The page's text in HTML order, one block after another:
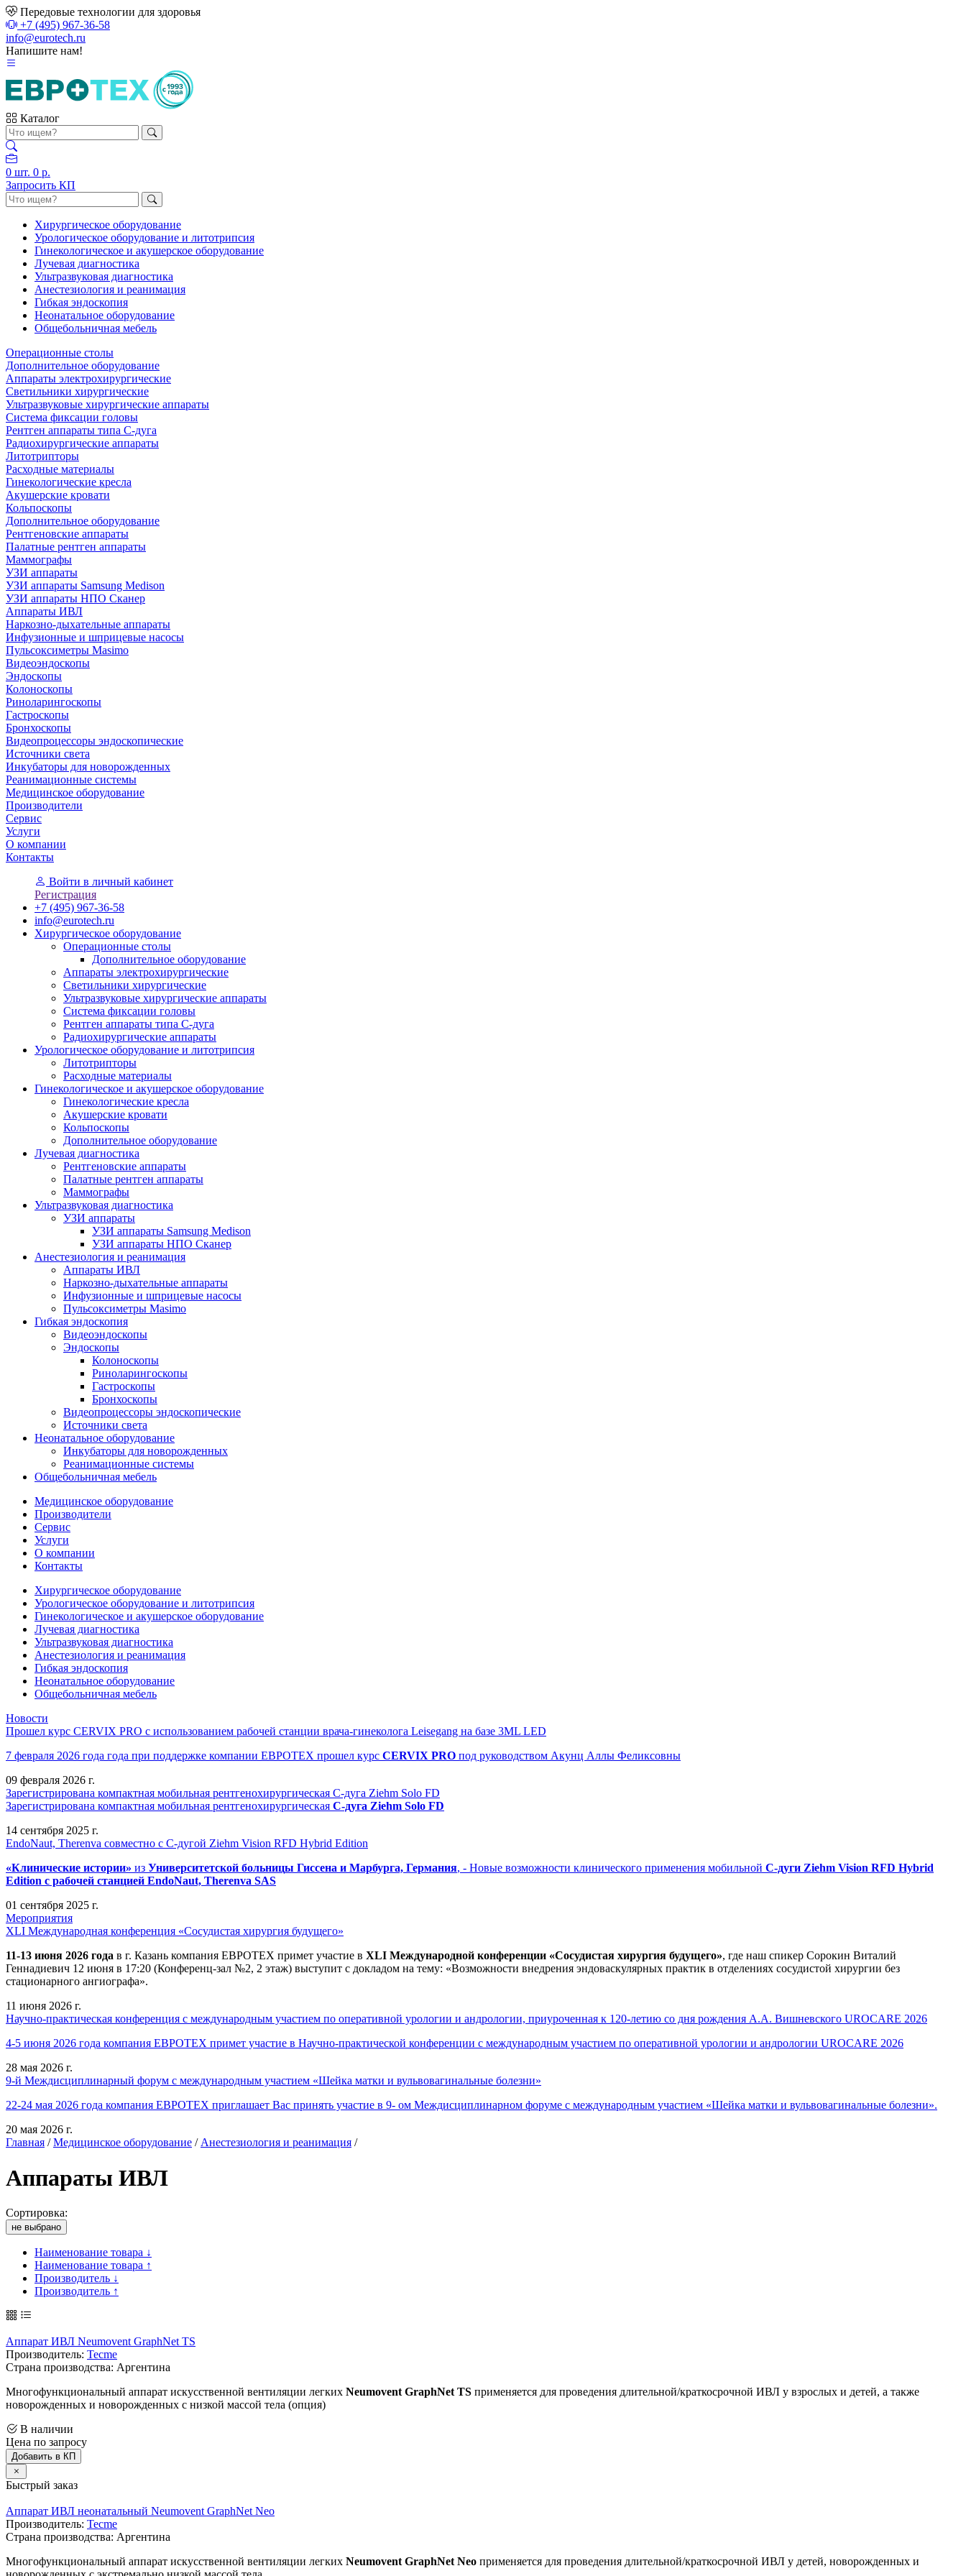
Передовые технологии для здоровья
+7 (495) 967-36-58
info@eurotech.ru
Напишите нам!
Каталог
0 шт. 0 р.
Запросить КП
Хирургическое оборудование
Урологическое оборудование и литотрипсия
Гинекологическое и акушерское оборудование
Лучевая диагностика
Ультразвуковая диагностика
Анестезиология и реанимация
Гибкая эндоскопия
Неонатальное оборудование
Общебольничная мебель
Операционные столы
Дополнительное оборудование
Аппараты электрохирургические
Светильники хирургические
Ультразвуковые хирургические аппараты
Система фиксации головы
Рентген аппараты типа С-дуга
Радиохирургические аппараты
Литотрипторы
Расходные материалы
Гинекологические кресла
Акушерские кровати
Кольпоскопы
Дополнительное оборудование
Рентгеновские аппараты
Палатные рентген аппараты
Маммографы
УЗИ аппараты
УЗИ аппараты Samsung Medison
УЗИ аппараты НПО Сканер
Аппараты ИВЛ
Наркозно-дыхательные аппараты
Инфузионные и шприцевые насосы
Пульсоксиметры Masimo
Видеоэндоскопы
Эндоскопы
Колоноскопы
Риноларингоскопы
Гастроскопы
Бронхоскопы
Видеопроцессоры эндоскопические
Источники света
Инкубаторы для новорожденных
Реанимационные системы
Медицинское оборудование
Производители
Сервис
Услуги
О компании
Контакты
Войти в личный кабинет
Регистрация
+7 (495) 967-36-58
info@eurotech.ru
Хирургическое оборудование
Операционные столы
Дополнительное оборудование
Аппараты электрохирургические
Светильники хирургические
Ультразвуковые хирургические аппараты
Система фиксации головы
Рентген аппараты типа С-дуга
Радиохирургические аппараты
Урологическое оборудование и литотрипсия
Литотрипторы
Расходные материалы
Гинекологическое и акушерское оборудование
Гинекологические кресла
Акушерские кровати
Кольпоскопы
Дополнительное оборудование
Лучевая диагностика
Рентгеновские аппараты
Палатные рентген аппараты
Маммографы
Ультразвуковая диагностика
УЗИ аппараты
УЗИ аппараты Samsung Medison
УЗИ аппараты НПО Сканер
Анестезиология и реанимация
Аппараты ИВЛ
Наркозно-дыхательные аппараты
Инфузионные и шприцевые насосы
Пульсоксиметры Masimo
Гибкая эндоскопия
Видеоэндоскопы
Эндоскопы
Колоноскопы
Риноларингоскопы
Гастроскопы
Бронхоскопы
Видеопроцессоры эндоскопические
Источники света
Неонатальное оборудование
Инкубаторы для новорожденных
Реанимационные системы
Общебольничная мебель
Медицинское оборудование
Производители
Сервис
Услуги
О компании
Контакты
Хирургическое оборудование
Урологическое оборудование и литотрипсия
Гинекологическое и акушерское оборудование
Лучевая диагностика
Ультразвуковая диагностика
Анестезиология и реанимация
Гибкая эндоскопия
Неонатальное оборудование
Общебольничная мебель
Новости
Прошел курс CERVIX PRO с использованием рабочей станции врача-гинеколога Leisegang на базе 3ML LED
7 февраля 2026 года года при поддержке компании ЕВРОТЕХ прошел курс CERVIX PRO под руководством Акунц Аллы Феликсовны
09 февраля 2026 г.
Зарегистрирована компактная мобильная рентгенохирургическая С-дуга Ziehm Solo FD
Зарегистрирована компактная мобильная рентгенохирургическая С-дуга Ziehm Solo FD
14 сентября 2025 г.
EndoNaut, Therenva совместно с С-дугой Ziehm Vision RFD Hybrid Edition
«Клинические истории» из Университетской больницы Гиссена и Марбурга, Германия, - Новые возможности клинического применения мобильной С-дуги Ziehm Vision RFD Hybrid
Edition с рабочей станцией EndoNaut, Therenva SAS
01 сентября 2025 г.
Мероприятия
XLI Международная конференция «Сосудистая хирургия будущего»
11-13 июня 2026 года в г. Казань компания ЕВРОТЕХ примет участие в XLI Международной конференции «Сосудистая хирургия будущего», где наш спикер Сорокин Виталий
Геннадиевич 12 июня в 17:20 (Конференц-зал №2, 2 этаж) выступит с докладом на тему: «Возможности внедрения эндоваскулярных практик в отделениях сосудистой хирургии без
стационарного ангиографа».
11 июня 2026 г.
Научно-практическая конференция с международным участием по оперативной урологии и андрологии, приуроченная к 120-летию со дня рождения А.А. Вишневского UROCARE 2026
4-5 июня 2026 года компания ЕВРОТЕХ примет участие в Научно-практической конференции с международным участием по оперативной урологии и андрологии UROCARE 2026
28 мая 2026 г.
9-й Междисциплинарный форум с международным участием «Шейка матки и вульвовагинальные болезни»
22-24 мая 2026 года компания ЕВРОТЕХ приглашает Вас принять участие в 9- ом Междисциплинарном форуме с международным участием «Шейка матки и вульвовагинальные болезни».
20 мая 2026 г.
Главная / Медицинское оборудование / Анестезиология и реанимация /
Аппараты ИВЛ
Сортировка:
не выбрано
Наименование товара ↓
Наименование товара ↑
Производитель ↓
Производитель ↑
Аппарат ИВЛ Neumovent GraphNet TS
Производитель: Tecme
Страна производства: Аргентина
Многофункциональный аппарат искусственной вентиляции легких Neumovent GraphNet TS применяется для проведения длительной/краткосрочной ИВЛ у взрослых и детей, а также
новорожденных и новорожденных с низкой массой тела (опция)
В наличии
Цена по запросу
Добавить в КП
Быстрый заказ
Аппарат ИВЛ неонатальный Neumovent GraphNet Neo
Производитель: Tecme
Страна производства: Аргентина
Многофункциональный аппарат искусственной вентиляции легких Neumovent GraphNet Neo применяется для проведения длительной/краткосрочной ИВЛ у детей, новорожденных и